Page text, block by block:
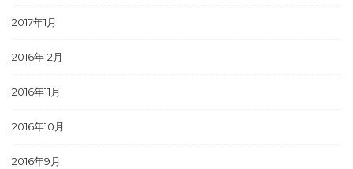
2017年1月
2016年12月
2016年11月
2016年10月
2016年9月